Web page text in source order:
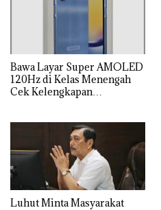
Bawa Layar Super AMOLED
120Hz di Kelas Menengah
Cek Kelengkapan
Luhut Minta Masyarakat